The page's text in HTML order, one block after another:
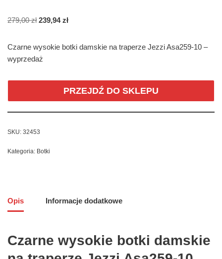
279,00zł 239,94zł
Czarne wysokie botki damskie na traperze Jezzi Asa259-10 –
wyprzedaż
PRZEJDŹ DO SKLEPU
SKU: 32453
Kategoria: Botki
Opis Informacje dodatkowe
Czarne wysokie botki damskie